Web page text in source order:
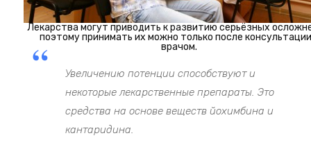
Лекарства могут приводить к развитию серьёзных
поэтому принимать их можно только после
врачом.
Увеличению потенции способствуют и
некоторые лекарственные препараты. Это
средства на основе веществ йохимбина и
кантаридина.